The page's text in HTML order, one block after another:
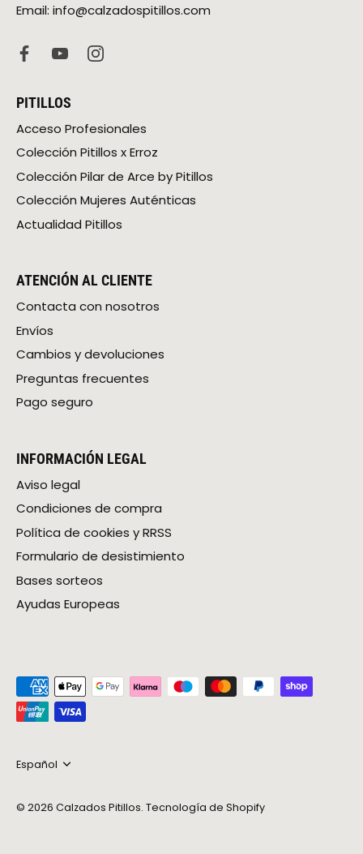
Email: info@calzadospitillos.com
PITILLOS
Acceso Profesionales
Colección Pitillos x Erroz
Colección Pilar de Arce by Pitillos
Colección Mujeres Auténticas
Actualidad Pitillos
ATENCIÓN AL CLIENTE
Contacta con nosotros
Envíos
Cambios y devoluciones
Preguntas frecuentes
Pago seguro
INFORMACIÓN LEGAL
Aviso legal
Condiciones de compra
Política de cookies y RRSS
Formulario de desistimiento
Bases sorteos
Ayudas Europeas
Idioma
Español
© 2026 Calzados Pitillos. Tecnología de Shopify